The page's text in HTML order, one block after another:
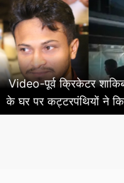
Video-पूर्व क्रिकेटर
के घर पर कट्टरपंथियों ने